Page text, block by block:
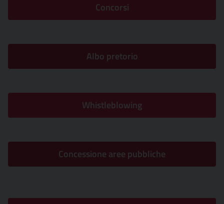
Concorsi
Albo pretorio
Whistleblowing
Concessione aree pubbliche